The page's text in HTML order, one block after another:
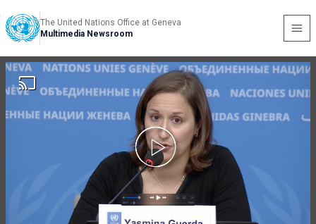
The United Nations Office at Geneva
Multimedia Newsroom